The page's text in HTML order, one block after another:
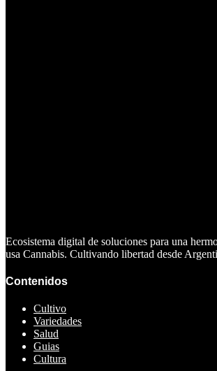
Ecosistema digital de soluciones para una
usa Cannabis. Cultivando libertad desde
Contenidos
Cultivo
Variedades
Salud
Guias
Cultura